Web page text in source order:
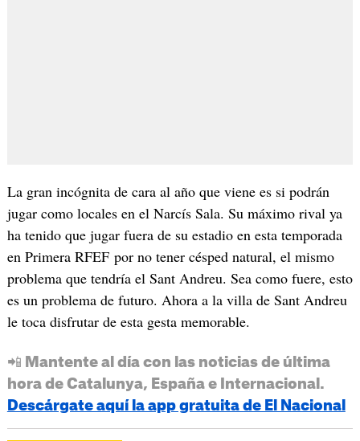
La gran incógnita de cara al año que viene es si podrán
jugar como locales en el Narcís Sala. Su máximo rival ya
ha tenido que jugar fuera de su estadio en esta temporada
en Primera RFEF por no tener césped natural, el mismo
problema que tendría el Sant Andreu. Sea como fuere, esto
es un problema de futuro. Ahora a la villa de Sant Andreu
le toca disfrutar de esta gesta memorable.
📲 Mantente al día con las noticias de última
hora de Catalunya, España e Internacional.
Descárgate aquí la app gratuita de El Nacional